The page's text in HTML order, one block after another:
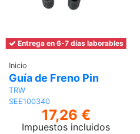
Entrega en 6-7 días laborables
Inicio
Guía de Freno Pin
TRW
SEE100340
17,26 €
Impuestos incluidos